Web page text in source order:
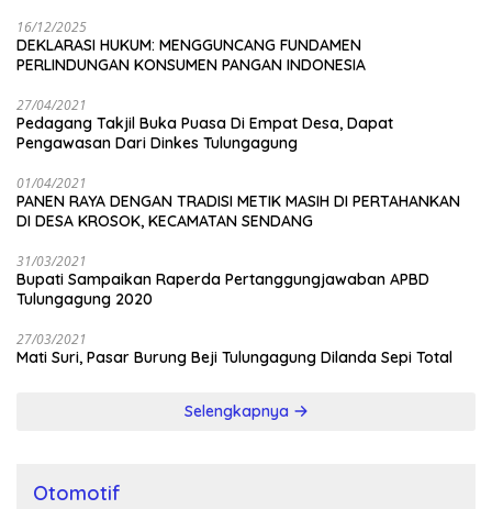
16/12/2025
DEKLARASI HUKUM: MENGGUNCANG FUNDAMEN
PERLINDUNGAN KONSUMEN PANGAN INDONESIA
27/04/2021
Pedagang Takjil Buka Puasa Di Empat Desa, Dapat
Pengawasan Dari Dinkes Tulungagung
01/04/2021
PANEN RAYA DENGAN TRADISI METIK MASIH DI PERTAHANKAN
DI DESA KROSOK, KECAMATAN SENDANG
31/03/2021
Bupati Sampaikan Raperda Pertanggungjawaban APBD
Tulungagung 2020
27/03/2021
Mati Suri, Pasar Burung Beji Tulungagung Dilanda Sepi Total
Selengkapnya
Otomotif